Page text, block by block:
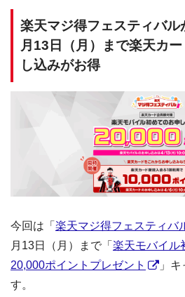
楽天マジ得フェスティバ
月13日（月）まで楽天カ
し込みがお得
今回は「 楽天マジ得フェスティバ
月13日（月）まで「 楽天モバイル
20,000ポイントプレゼント
」
す。